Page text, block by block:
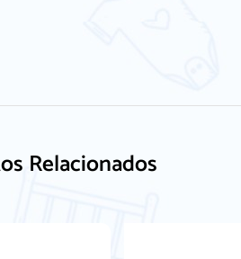
Relacionados